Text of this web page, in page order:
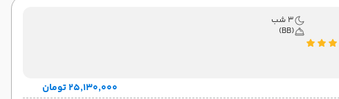
3 شب
(BB)
۲۵٬۱۳۰٬۰۰۰ تومان